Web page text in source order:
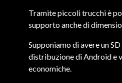
Tramite piccoli trucchi è
supporto anche di
Supponiamo di avere un
distribuzione di Android e
economiche.